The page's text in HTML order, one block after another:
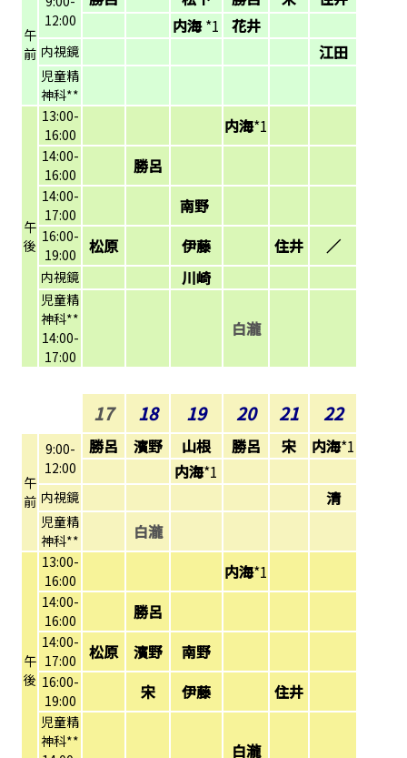
午
前
12:00
内海*1 花井
内視鏡 江田
児童精
神科**
午
後
13:00-
16:00
内海*1
14:00-
16:00
勝呂
14:00-
17:00
南野
16:00-
19:00
松原 伊藤 住井 ／
内視鏡 川崎
児童精
神科**
14:00-
17:00
白瀧
17 18 19 20 21 22
午
前
9:00-
12:00
勝呂 濱野 山根 勝呂 宋 内海*1
内海*1
内視鏡 清
児童精
神科**
白瀧
午
後
13:00-
16:00
内海*1
14:00-
16:00
勝呂
14:00-
17:00
松原 濱野 南野
16:00-
19:00
宋 伊藤 住井
児童精
神科**
白瀧